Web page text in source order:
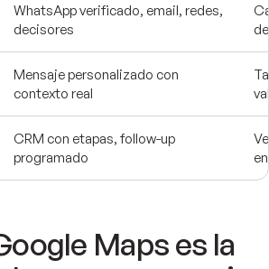
WhatsApp verificado, email, redes,
decisores
Mensaje personalizado con
contexto real
CRM con etapas, follow-up
programado
Maps es la